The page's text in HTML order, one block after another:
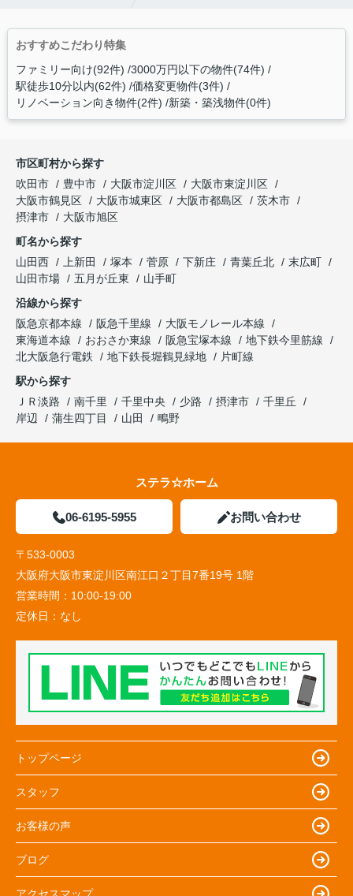
おすすめこだわり特集
ファミリー向け(92件) 3000万円以下の物件(74件)
駅徒歩10分以内(62件) 価格変更物件(3件)
リノベーション向き物件(2件) 新築・築浅物件(0件)
市区町村から探す
吹田市
豊中市 大阪市淀川区
大阪市東淀川区
大阪市鶴見区
大阪市城東区 大阪市都島区
茨木市
摂津市
大阪市旭区
町名から探す
山田西
上新田 塚本 菅原 下新庄 青葉丘北
末広町
山田市場
五月が丘東
山手町
沿線から探す
阪急京都本線
阪急千里線
大阪モノレール本線
東海道本線
おおさか東線 阪急宝塚本線
地下鉄今里筋線
北大阪急行電鉄
地下鉄長堀鶴見緑地
片町線
駅から探す
ＪＲ淡路
南千里 千里中央 少路 摂津市
千里丘
岸辺
蒲生四丁目 山田 鴫野
ステラ☆ホーム
06-6195-5955 お問い合わせ
〒533-0003
大阪府大阪市東淀川区南江口２丁目7番19号 1階
営業時間： 10:00-19:00
定休日： なし
トップページ
スタッフ
お客様の声
ブログ
アクセスマップ